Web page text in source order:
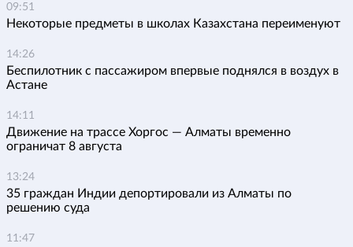
09:51
Некоторые предметы в школах Казахстана переименуют
14:26
Беспилотник с пассажиром впервые поднялся в воздух в
Астане
14:11
Движение на трассе Хоргос — Алматы временно
ограничат 8 августа
13:24
35 граждан Индии депортировали из Алматы по
решению суда
11:47